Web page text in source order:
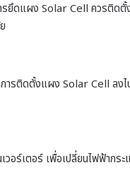
ยึดแผง Solar Cell ควรติดตั้
ารติดตั้งแผง Solar Cell ล
ร์เตอร์ เพื่อเปลี่ยนไฟฟ้ากร